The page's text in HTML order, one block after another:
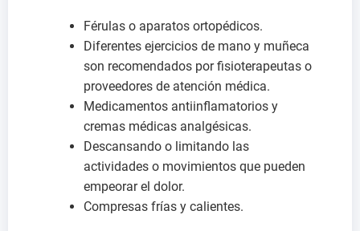
Férulas o aparatos ortopédicos.
Diferentes ejercicios de mano y muñeca
son recomendados por fisioterapeutas o
proveedores de atención médica.
Medicamentos antiinflamatorios y
cremas médicas analgésicas.
Descansando o limitando las
actividades o movimientos que pueden
empeorar el dolor.
Compresas frías y calientes.